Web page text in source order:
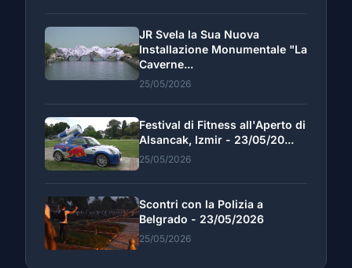
JR Svela la Sua Nuova
Installazione Monumentale "La
Caverne...
25/05/2026
Festival di Fitness all'Aperto di
Alsancak, Izmir - 23/05/20...
25/05/2026
Scontri con la Polizia a
Belgrado - 23/05/2026
25/05/2026